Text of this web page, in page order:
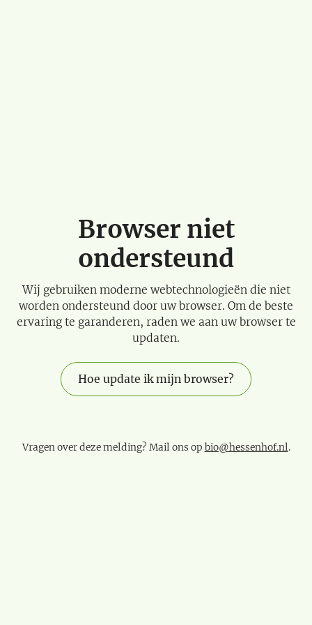
Browser niet
ondersteund
Wij gebruiken moderne webtechnologieën die niet
worden ondersteund door uw browser. Om de beste
ervaring te garanderen, raden we aan uw browser te
updaten.
Hoe update ik mijn browser?
Vragen over deze melding? Mail ons op bio@hessenhof.nl.